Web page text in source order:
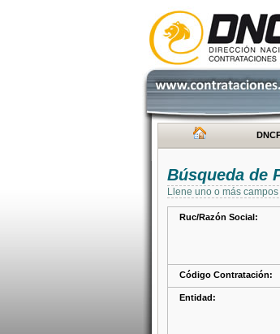
Búsqueda de
Llene uno o más
Ruc/Razón Social:
Código Contratación:
Entidad: